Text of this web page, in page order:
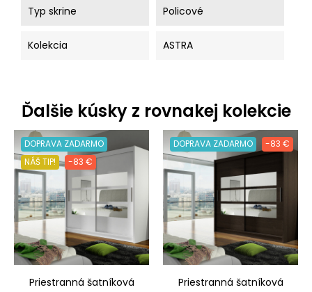
Typ skrine Policové
Kolekcia ASTRA
Ďalšie kúsky z rovnakej kolekcie
DOPRAVA ZADARMO
NÁŠ TIP!
-83 €
Priestranná šatníková
DOPRAVA ZADARMO -83 €
Priestranná šatníková